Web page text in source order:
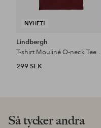
NYHET!
Lindbergh
T-shirt
299 SEK
Så tycker andra